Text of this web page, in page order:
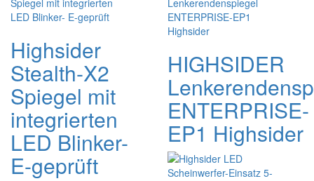
Highsider
Stealth-X2
Spiegel mit
integrierten
LED Blinker-
E-geprüft
HIGHSIDER
ENTERPRISE-
EP1 Highsider